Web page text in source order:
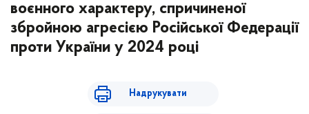
воєнного характеру, спричиненої
збройною агресією Російської Федерації
проти України у 2024 році
Надрукувати